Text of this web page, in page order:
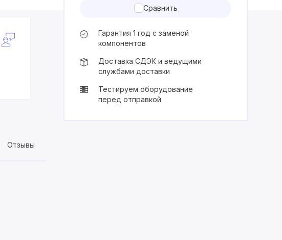
Отзывы
Сравнить
Гарантия 1 год с заменой
компонентов
Доставка СДЭК и ведущими
службами доставки
Тестируем оборудование
перед отправкой